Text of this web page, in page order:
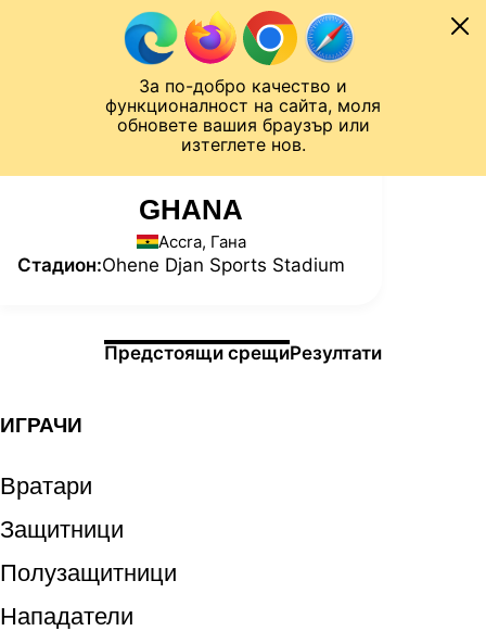
За по-добро качество и
функционалност на сайта, моля
обновете вашия браузър или
изтеглете нов.
Към съдържанието
Лига на Конференциите
СТАТИСТИКИ
GHANA
Accra, Гана
Стадион:Ohene Djan Sports Stadium
Информация за мачаПредстоящи срещиРезултати
ИГРАЧИ
Вратари
Защитници
Полузащитници
Нападатели